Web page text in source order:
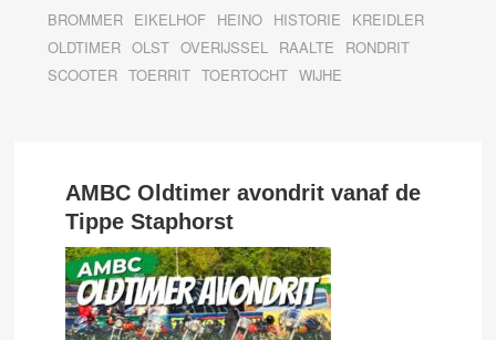
BROMMER EIKELHOF HEINO HISTORIE
KREIDLER
OLDTIMER OLST OVERIJSSEL RAALTE
RONDRIT
SCOOTER TOERRIT TOERTOCHT WIJHE
AMBC Oldtimer avondrit vanaf de
Tippe Staphorst